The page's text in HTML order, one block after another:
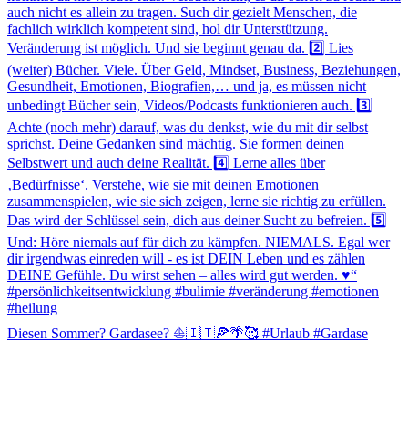
Diesen Sommer? Gardasee? ⛵️🇮🇹🍕🌴🥰 #Urlaub #Gardase